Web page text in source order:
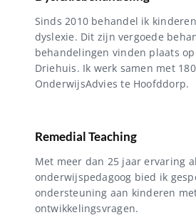
Sinds 2010 behandel ik
dyslexie. Dit zijn vergoede
behandelingen vinden plaats
Driehuis. Ik werk samen met
OnderwijsAdvies te Hoofddorp.
Remedial Teaching
Met meer dan 25 jaar ervaring
onderwijspedagoog bied ik
ondersteuning aan kinderen
ontwikkelingsvragen.